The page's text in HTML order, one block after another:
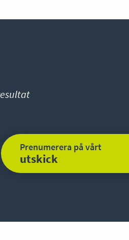
Prenumerera på vårt
utskick